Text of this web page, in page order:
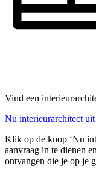
Vind een
Nu interieurarchitect
Klik op de knop ‘Nu
aanvraag in te dienen
ontvangen die je op je